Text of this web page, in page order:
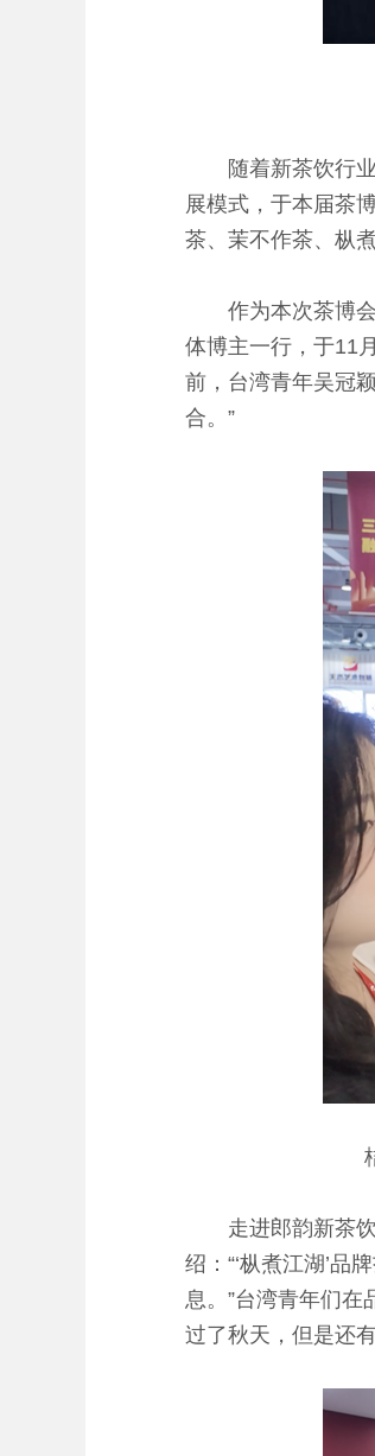
随着新茶饮行业
展模式，于本届茶
茶、茉不作茶、枞
作为本次茶博会
体博主一行，于11
前，台湾青年吴冠
合。”
走进郎韵新茶饮
绍：“‘枞煮江湖’品
息。”台湾青年们在
过了秋天，但是还